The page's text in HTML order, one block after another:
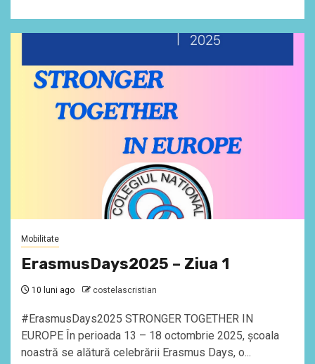
Mobilitate
ErasmusDays2025 – Ziua 1
10 luni ago costelascristian
#ErasmusDays2025 STRONGER TOGETHER IN
EUROPE În perioada 13 – 18 octombrie 2025, școala
noastră se alătură celebrării Erasmus Days, o...